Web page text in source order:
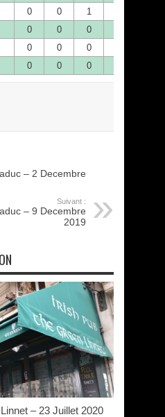
0 0 1
0 0 0
0 0 0
0 0 0
– 2 Decembre
Suivant :
– 9 Decembre
2019
– 23 Juillet 2020